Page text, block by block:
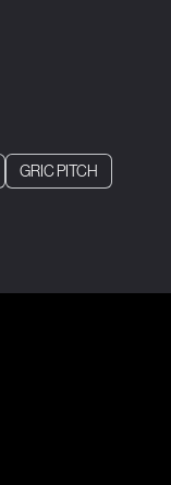
GRIC PITCH